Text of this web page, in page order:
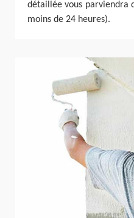
détaillée vous parviendra
moins de 24 heures).